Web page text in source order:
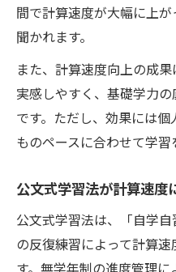
間で計算速度が大幅に上
聞かれます。
また、計算速度向上の成
実感しやすく、基礎学力
です。ただし、効果には
ものペースに合わせて学習
公文式学習法が計算速度
公文式学習法は、「自学
の反復練習によって計算
す。無学年制の進度管理